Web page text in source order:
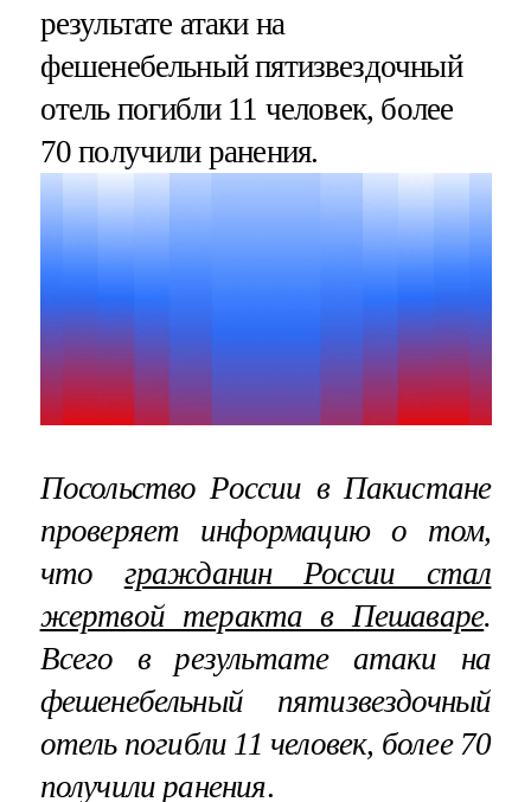
результате атаки на
фешенебельный пятизвездочный
отель погибли 11 человек, более
70 получили ранения.
Посольство России в Пакистане
проверяет информацию о том,
что гражданин России стал
жертвой теракта в Пешаваре.
Всего в результате атаки на
фешенебельный пятизвездочный
отель погибли 11 человек, более 70
получили ранения.